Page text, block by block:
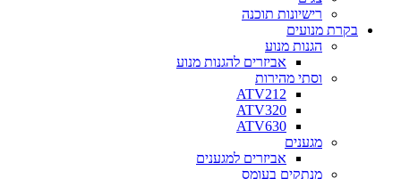
רישיונות תוכנה
בקרת מנועים
הגנות מנוע
אביזרים להגנות מנוע
וסתי מהירות
ATV212
ATV320
ATV630
מגענים
אביזרים למגענים
מנתקים בעומס